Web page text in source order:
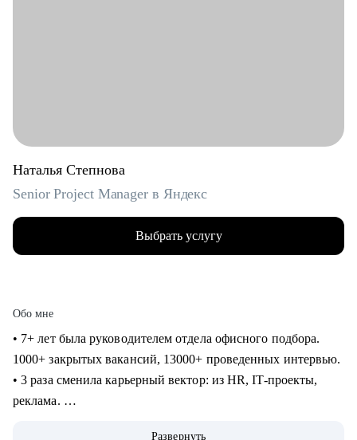
Наталья Степнова
Senior Project Manager в Яндекс
Выбрать услугу
Обо мне
• 7+ лет была руководителем отдела офисного подбора.
1000+ закрытых вакансий, 13000+ проведенных интервью.
• 3 раза сменила карьерный вектор: из HR, IT-проекты,
реклама.
Развернуть